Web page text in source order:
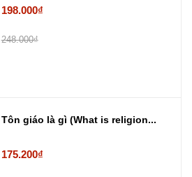
198.000₫
248.000₫
Tôn giáo là gì (What is religion...
175.200₫